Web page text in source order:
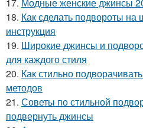
18. Как сделать подвороты на
инструкция
19. Широкие джинсы и
для каждого стиля
20. Как стильно
методов
21. Советы по стильной
подвернуть джинсы